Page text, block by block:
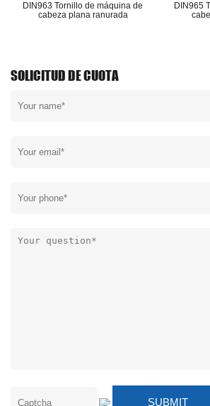
de máquina de
ranurada
DIN965 Tornillo de
cabeza plana cruzada
SOLICITUD DE CUOTA